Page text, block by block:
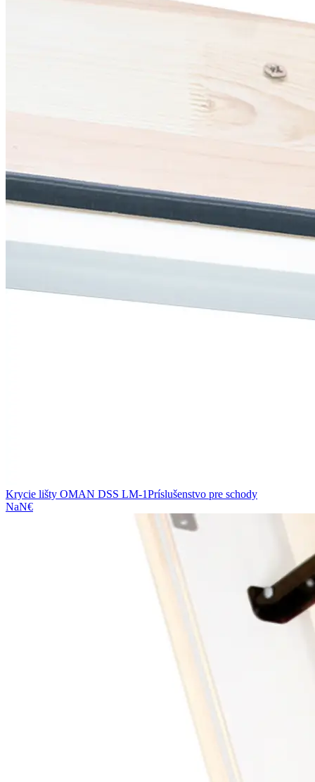
Krycie lišty OMAN DSS LM-1Príslušenstvo pre schody
NaN€